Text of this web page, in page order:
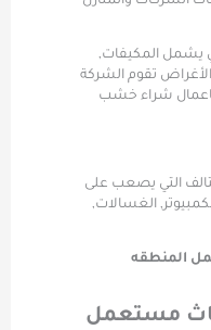
يشمل المكيفات,
تقوم الشركة
باعمال شراء خشب
التي يصعب على
الغسالات,
المنطقه
مستعمل